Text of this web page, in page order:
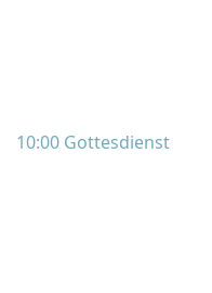
10:00 Gottesdienst